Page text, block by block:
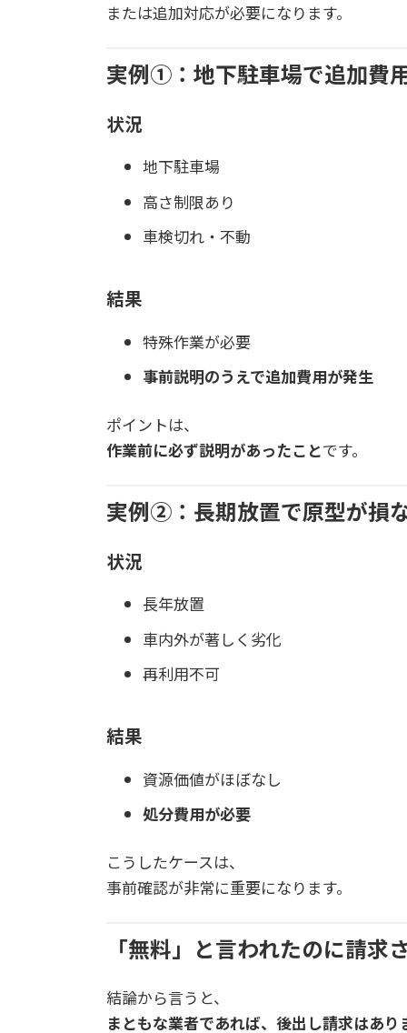
または追加対応が必要になります。
実例①：地下駐車場で追加費
状況
地下駐車場
高さ制限あり
車検切れ・不動
結果
特殊作業が必要
事前説明のうえで追加費用が発生
ポイントは、
作業前に必ず説明があったことです。
実例②：長期放置で原型が損
状況
長年放置
車内外が著しく劣化
再利用不可
結果
資源価値がほぼなし
処分費用が必要
こうしたケースは、
事前確認が非常に重要になります。
「無料」と言われたのに請求
結論から言うと、
まともな業者であれば、後出し請求はあり